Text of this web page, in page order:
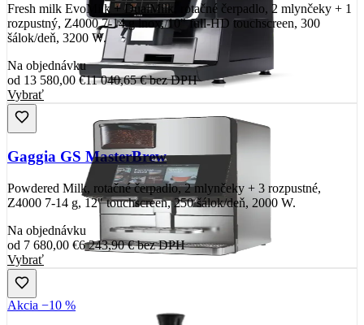
Fresh milk EvoMilk + DualMilk, rotačné čerpadlo, 2 mlynčeky + 1
rozpustný, Z4000 7-14 g inox, 10" full-HD touchscreen, 300
šálok/deň, 3200 W.
Na objednávku
od 13 580,00 €11 040,65 €bez DPH
Vybrať
Gaggia GS MasterBrew
Powdered Milk, rotačné čerpadlo, 2 mlynčeky + 3 rozpustné,
Z4000 7-14 g, 12" touchscreen, 250 šálok/deň, 2000 W.
Na objednávku
od 7 680,00 €6 243,90 €bez DPH
Vybrať
Akcia −10 %